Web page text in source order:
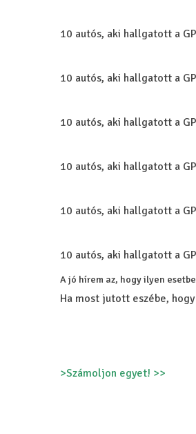
10 autós, aki hallgatott a
10 autós, aki hallgatott a
10 autós, aki hallgatott a
10 autós, aki hallgatott a
10 autós, aki hallgatott a
10 autós, aki hallgatott a
A jó hírem az, hogy ilyen
Ha most jutott eszébe,
>Számoljon egyet! >>